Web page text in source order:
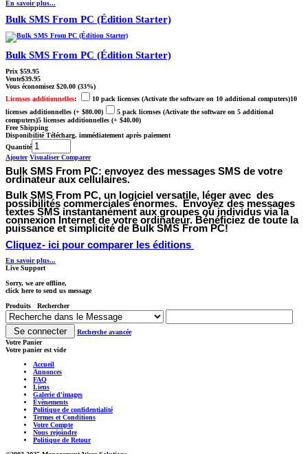
En savoir plus...
Bulk SMS From PC (Édition Starter)
Bulk SMS From PC (Édition Starter)
Prix $59.95
Vente$39.95
Vous économisez$20.00 (33%)
Licenses additionnelles:
10 pack licenses (Activate the software on 10 additional computers)10
licenses additionnelles (+ $80.00)
5 pack licenses (Activate the software on 5 additional
computers)5 licenses additionnelles (+ $40.00)
Free Shipping
DisponibilitéTélécharg. immédiatement après paiement
Quantité
Ajouter VisualiserComparer
Bulk SMS From PC: envoyez des messages SMS de votre
ordinateur aux cellulaires.
Bulk SMS From PC, un logiciel versatile, léger avec des
possibilités commerciales énormes. Envoyez des messages
textes SMS instantanément aux groupes ou individus via la
connexion Internet de votre ordinateur. Bénéficiez de toute la
puissance et simplicité de Bulk SMS From PC!
Cliquez- ici pour comparer les éditions
En savoir plus...
Live Support
Sorry, we are offline,
click here to send us message
Produits Rechercher
Recherche avancée
Votre Panier
Votre panier est vide
Accueil
Annonces
FAQ
Liens
Galerie d'images
Évènements
Politique de confidentialité
Termes et Conditions
Votre Compte
Nous rejoindre
Politique de Retour